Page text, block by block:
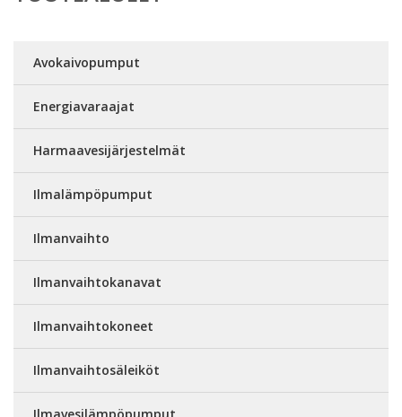
Avokaivopumput
Energiavaraajat
Harmaavesijärjestelmät
Ilmalämpöpumput
Ilmanvaihto
Ilmanvaihtokanavat
Ilmanvaihtokoneet
Ilmanvaihtosäleiköt